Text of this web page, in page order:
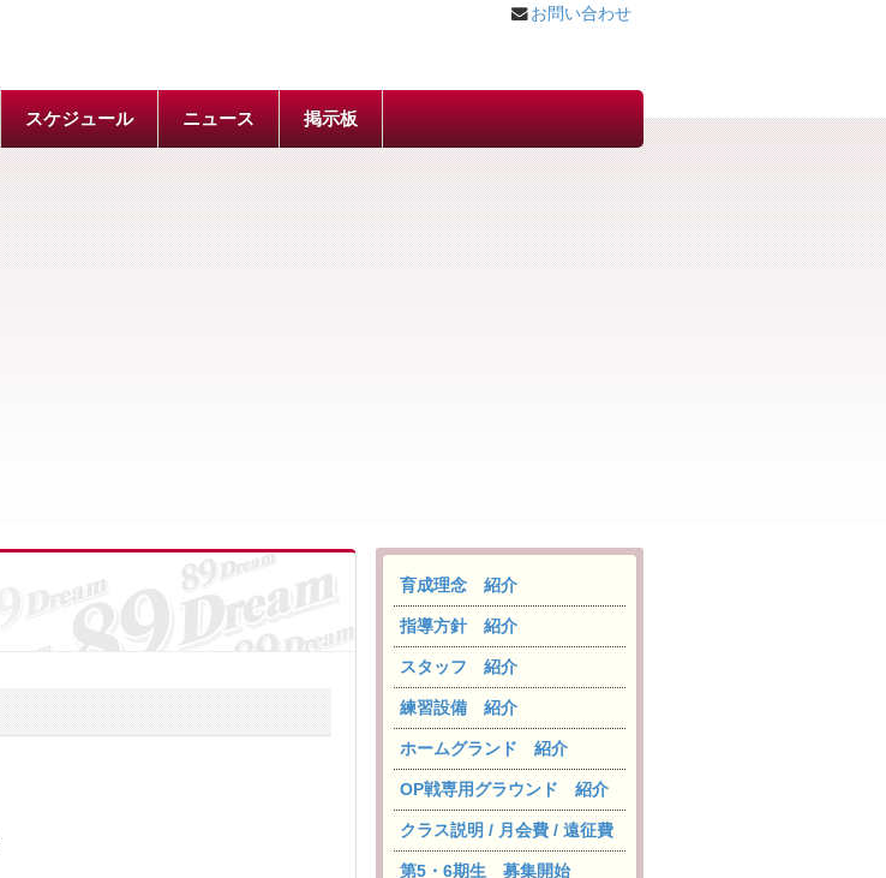
お問い合わせ
スケジュール ニュース 掲示板
育成理念 紹介
指導方針 紹介
スタッフ 紹介
練習設備 紹介
ホームグランド 紹介
OP戦専用グラウンド 紹介
クラス説明 / 月会費 / 遠征費
第5・6期生 募集開始